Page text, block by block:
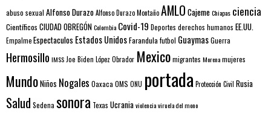
abuso sexual Alfonso DurazoAlfonso Durazo MontañoAMLO CajemeChiapas ciencia
Científicos CIUDAD OBREGÓNColombia Covid-19 Deportes derechos humanos EE.UU.
EmpalmeEspectaculos Estados UnidosFarandulafutbol GuaymasGuerra
Hermosillo IMSS Joe Biden López Obrador Mexicomigrantes Morenamujeres
MundoNiños Nogales Oaxaca OMS ONU portada Protección Civil Rusia
Salud Sedena sonora Texas Ucraniaviolenciaviruela del mono